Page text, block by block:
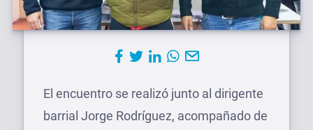
El encuentro se realizó junto al dirigente
barrial Jorge Rodríguez, acompañado de